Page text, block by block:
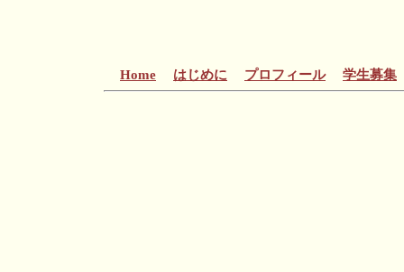
Home はじめに プロフィール 学生募集